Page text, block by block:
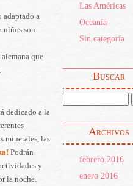
Las Américas
Oceanía
Sin categoría
Buscar
Archivos
febrero 2016
enero 2016
adaptado a
niños son
que
dedicado a la
minerales, las
Podrán
y
la noche.